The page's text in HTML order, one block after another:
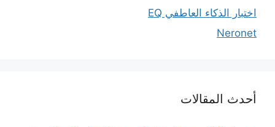
اختبار الذكاء العاطفي EQ
Neronet
أحدث المقالات